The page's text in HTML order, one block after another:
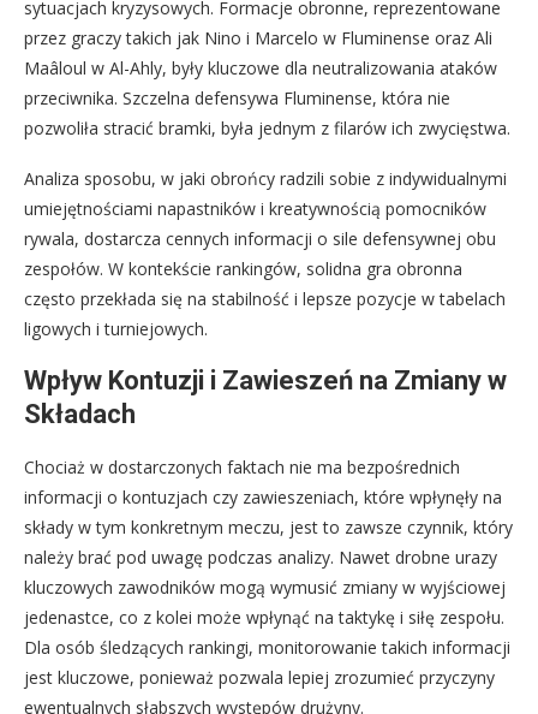
sytuacjach kryzysowych. Formacje obronne, reprezentowane
przez graczy takich jak Nino i Marcelo w Fluminense oraz Ali
Maâloul w Al-Ahly, były kluczowe dla neutralizowania ataków
przeciwnika. Szczelna defensywa Fluminense, która nie
pozwoliła stracić bramki, była jednym z filarów ich zwycięstwa.
Analiza sposobu, w jaki obrońcy radzili sobie z indywidualnymi
umiejętnościami napastników i kreatywnością pomocników
rywala, dostarcza cennych informacji o sile defensywnej obu
zespołów. W kontekście rankingów, solidna gra obronna
często przekłada się na stabilność i lepsze pozycje w tabelach
ligowych i turniejowych.
Wpływ Kontuzji i Zawieszeń na Zmiany w
Składach
Chociaż w dostarczonych faktach nie ma bezpośrednich
informacji o kontuzjach czy zawieszeniach, które wpłynęły na
składy w tym konkretnym meczu, jest to zawsze czynnik, który
należy brać pod uwagę podczas analizy. Nawet drobne urazy
kluczowych zawodników mogą wymusić zmiany w wyjściowej
jedenastce, co z kolei może wpłynąć na taktykę i siłę zespołu.
Dla osób śledzących rankingi, monitorowanie takich informacji
jest kluczowe, ponieważ pozwala lepiej zrozumieć przyczyny
ewentualnych słabszych występów drużyny.